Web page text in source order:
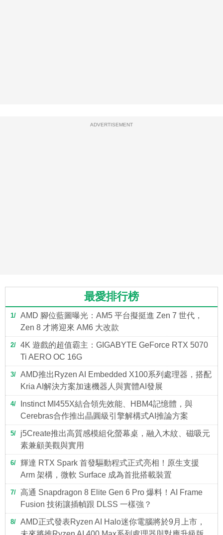
ADVERTISEMENT
最愛排行榜
1
AMD 腳位藍圖曝光：AM5 平台擬挺進 Zen 7 世代，
Zen 8 才將迎來 AM6 大改款
2
4K 遊戲的超值霸主：GIGABYTE GeForce RTX 5070
Ti AERO OC 16G
3
AMD推出Ryzen AI Embedded X100系列處理器，搭配
Kria AI解決方案加速機器人與實體AI發展
4
Instinct MI455X結合領先效能、HBM4記憶體，與
Cerebras合作推出晶圓級引擎解構式AI推論方案
5
j5Create推出高質感模組化螢幕桌，融入木紋、磁吸元
素兼顧美觀與實用
6
輝達 RTX Spark 首發驅動程式正式亮相！原生支援
Arm 架構，微軟 Surface 成為首批搭載裝置
7
高通 Snapdragon 8 Elite Gen 6 Pro 爆料！AI Frame
Fusion 技術讓插幀跟 DLSS 一樣強？
8
AMD正式發表Ryzen AI Halo迷你電腦將於9月上市，